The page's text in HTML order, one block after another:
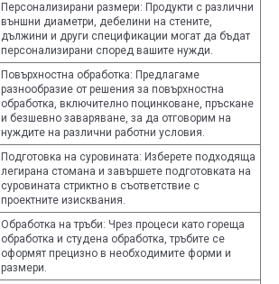
Персонализирани размери: Продукти с различни
външни диаметри, дебелини на стените,
дължини и други спецификации могат да бъдат
персонализирани според вашите нужди.
Повърхностна обработка: Предлагаме
разнообразие от решения за повърхностна
обработка, включително поцинковане, пръскане
и безшевно заваряване, за да отговорим на
нуждите на различни работни условия.
Подготовка на суровината: Изберете подходяща
легирана стомана и завършете подготовката на
суровината стриктно в съответствие с
проектните изисквания.
Обработка на тръби: Чрез процеси като гореща
обработка и студена обработка, тръбите се
оформят прецизно в необходимите форми и
размери.